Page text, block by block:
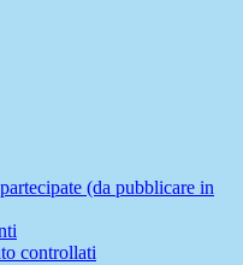
(da pubblicare in
controllati